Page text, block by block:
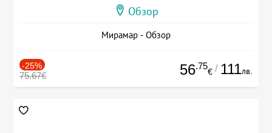
Обзор
Мирамар - Обзор
-25%
75.67€ 56.75
€ / 111лв.